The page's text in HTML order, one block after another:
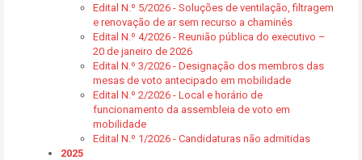
Edital N.º 5/2026 - Soluções de ventilação, filtragem
e renovação de ar sem recurso a chaminés
Edital N.º 4/2026 - Reunião pública do executivo –
20 de janeiro de 2026
Edital N.º 3/2026 - Designação dos membros das
mesas de voto antecipado em mobilidade
Edital N.º 2/2026 - Local e horário de
funcionamento da assembleia de voto em
mobilidade
Edital N.º 1/2026 - Candidaturas não admitidas
2025